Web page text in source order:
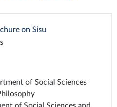
on Sisu
of Social Sciences